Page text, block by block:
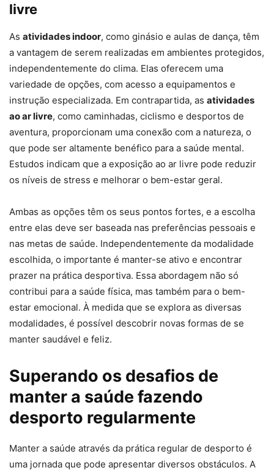
livre
As atividades indoor, como ginásio e aulas de dança, têm
a vantagem de serem realizadas em ambientes protegidos,
independentemente do clima. Elas oferecem uma
variedade de opções, com acesso a equipamentos e
instrução especializada. Em contrapartida, as atividades
ao ar livre, como caminhadas, ciclismo e desportos de
aventura, proporcionam uma conexão com a natureza, o
que pode ser altamente benéfico para a saúde mental.
Estudos indicam que a exposição ao ar livre pode reduzir
os níveis de stress e melhorar o bem-estar geral.
Ambas as opções têm os seus pontos fortes, e a escolha
entre elas deve ser baseada nas preferências pessoais e
nas metas de saúde. Independentemente da modalidade
escolhida, o importante é manter-se ativo e encontrar
prazer na prática desportiva. Essa abordagem não só
contribui para a saúde física, mas também para o bem-
estar emocional. À medida que se explora as diversas
modalidades, é possível descobrir novas formas de se
manter saudável e feliz.
Superando os desafios de
manter a saúde fazendo
desporto regularmente
Manter a saúde através da prática regular de desporto é
uma jornada que pode apresentar diversos obstáculos. A